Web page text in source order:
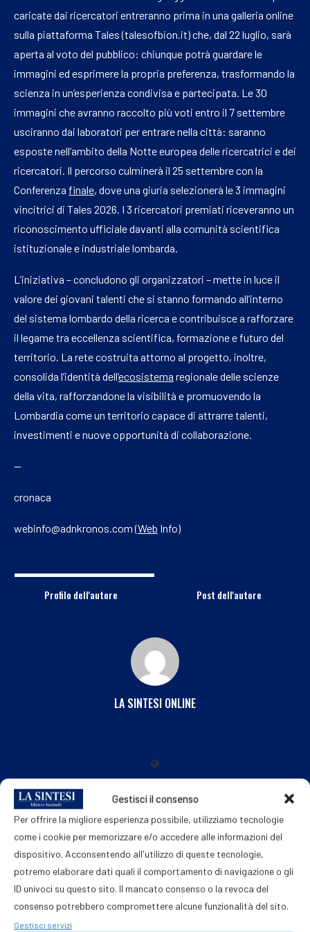
Gestisci il consenso
Per offrire la migliore esperienza possibile, utilizziamo tecnologie
come i cookie per memorizzare e/o accedere alle informazioni del
dispositivo. Acconsentendo all'utilizzo di queste tecnologie,
potremo elaborare dati quali il comportamento di navigazione o gli
ID univoci su questo sito. Il mancato consenso o la revoca del
consenso potrebbero compromettere alcune funzionalità del sito.
Gestisci servizi
caricate dai ricercatori entreranno prima in una galleria online
sulla piattaforma Tales (talesofbion.it) che, dal 22 luglio, sarà
aperta al voto del pubblico: chiunque potrà guardare le
immagini ed esprimere la propria preferenza, trasformando la
scienza in un’esperienza condivisa e partecipata. Le 30
immagini che avranno raccolto più voti entro il 7 settembre
usciranno dai laboratori per entrare nella città: saranno
esposte nell’ambito della Notte europea delle ricercatrici e dei
ricercatori. Il percorso culminerà il 25 settembre con la
Conferenza finale, dove una giuria selezionerà le 3 immagini
vincitrici di Tales 2026. I 3 ricercatori premiati riceveranno un
riconoscimento ufficiale davanti alla comunità scientifica
istituzionale e industriale lombarda.
L’iniziativa – concludono gli organizzatori – mette in luce il
valore dei giovani talenti che si stanno formando all’interno
del sistema lombardo della ricerca e contribuisce a rafforzare
il legame tra eccellenza scientifica, formazione e futuro del
territorio. La rete costruita attorno al progetto, inoltre,
consolida l’identità dell’ecosistema regionale delle scienze
della vita, rafforzandone la visibilità e promuovendo la
Lombardia come un territorio capace di attrarre talenti,
investimenti e nuove opportunità di collaborazione.
—
cronaca
webinfo@adnkronos.com (Web Info)
Profilo dell'autore Post dell'autore
LA SINTESI ONLINE
POST PRECEDENTE
Steatosi epatica per 25% italiani, studio ‘integratore
con alghe utile in 50% casi’